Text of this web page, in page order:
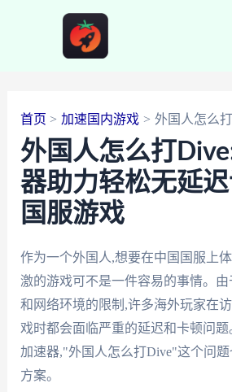
首页 加速国内游戏 外国人怎么
外国人怎么打
器助力轻松无延
国服游戏
作为一个外国人,想要在中国国服上
激的游戏可不是一件容易的事情。由
和网络环境的限制,许多海外玩家在
戏时都会面临严重的延迟和卡顿问
加速器,"外国人怎么打Dive"这个问
方案。